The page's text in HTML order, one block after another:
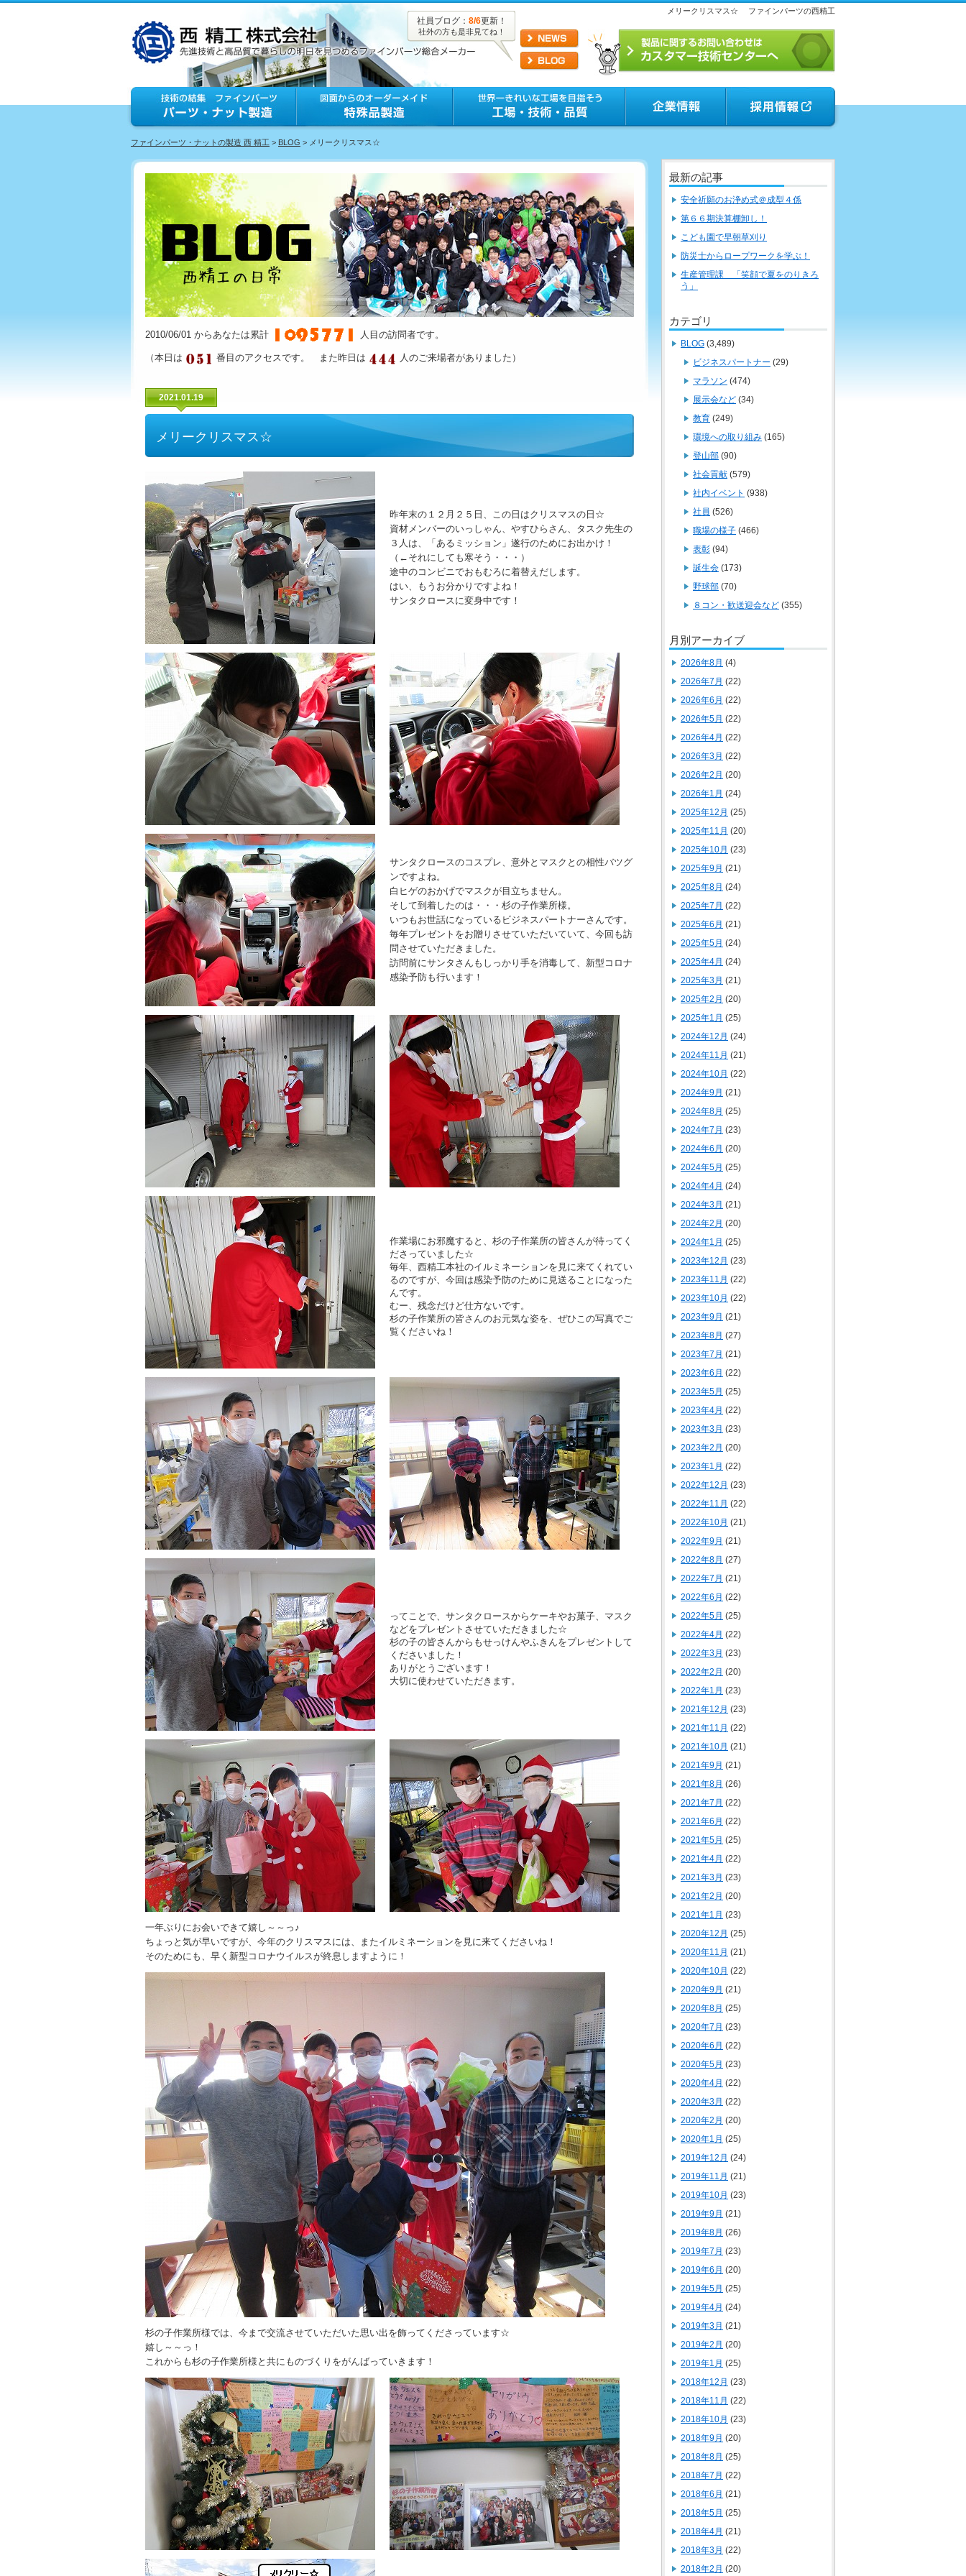
メリークリスマス☆ ファインパーツの西精工
社員ブログ： 8/6更新！
社外の方も是非見てね！
ファインパーツ・ナットの製造 西 精工 > BLOG > メリークリスマス☆
2010/06/01 からあなたは累計 人目の訪問者です。
（本日は 番目のアクセスです。 また昨日は 人のご来場者がありました）
2021.01.19
メリークリスマス☆
昨年末の１２月２５日、この日はクリスマスの日☆
資材メンバーのいっしゃん、やすひらさん、タスク先生の
３人は、「あるミッション」遂行のためにお出かけ！
（←それにしても寒そう・・・）
途中のコンビニでおもむろに着替えだします。
はい、もうお分かりですよね！
サンタクロースに変身中です！
サンタクロースのコスプレ、意外とマスクとの相性バツグ
ンですよね。
白ヒゲのおかげでマスクが目立ちません。
そして到着したのは・・・杉の子作業所様。
いつもお世話になっているビジネスパートナーさんです。
毎年プレゼントをお贈りさせていただいていて、今回も訪
問させていただきました。
訪問前にサンタさんもしっかり手を消毒して、新型コロナ
感染予防も行います！
作業場にお邪魔すると、杉の子作業所の皆さんが待ってく
ださっていました☆
毎年、西精工本社のイルミネーションを見に来てくれてい
るのですが、今回は感染予防のために見送ることになった
んです。
むー、残念だけど仕方ないです。
杉の子作業所の皆さんのお元気な姿を、ぜひこの写真でご
覧くださいね！
ってことで、サンタクロースからケーキやお菓子、マスク
などをプレゼントさせていただきました☆
杉の子の皆さんからもせっけんやふきんをプレゼントして
くださいました！
ありがとうございます！
大切に使わせていただきます。
一年ぶりにお会いできて嬉し～～っ♪
ちょっと気が早いですが、今年のクリスマスには、またイルミネーションを見に来てくださいね！
そのためにも、早く新型コロナウイルスが終息しますように！
杉の子作業所様では、今まで交流させていただいた思い出を飾ってくださっています☆
嬉し～～っ！
これからも杉の子作業所様と共にものづくりをがんばっていきます！
最新の記事
安全祈願のお浄め式＠成型４係
第６６期決算棚卸し！
こども園で早朝草刈り
防災士からロープワークを学ぶ！
生産管理課 「笑顔で夏をのりきろ
う」
カテゴリ
BLOG (3,489)
ビジネスパートナー (29)
マラソン (474)
展示会など (34)
教育 (249)
環境への取り組み (165)
登山部 (90)
社会貢献 (579)
社内イベント (938)
社員 (526)
職場の様子 (466)
表彰 (94)
誕生会 (173)
野球部 (70)
８コン・歓送迎会など (355)
月別アーカイブ
2026年8月 (4)
2026年7月 (22)
2026年6月 (22)
2026年5月 (22)
2026年4月 (22)
2026年3月 (22)
2026年2月 (20)
2026年1月 (24)
2025年12月 (25)
2025年11月 (20)
2025年10月 (23)
2025年9月 (21)
2025年8月 (24)
2025年7月 (22)
2025年6月 (21)
2025年5月 (24)
2025年4月 (24)
2025年3月 (21)
2025年2月 (20)
2025年1月 (25)
2024年12月 (24)
2024年11月 (21)
2024年10月 (22)
2024年9月 (21)
2024年8月 (25)
2024年7月 (23)
2024年6月 (20)
2024年5月 (25)
2024年4月 (24)
2024年3月 (21)
2024年2月 (20)
2024年1月 (25)
2023年12月 (23)
2023年11月 (22)
2023年10月 (22)
2023年9月 (21)
2023年8月 (27)
2023年7月 (21)
2023年6月 (22)
2023年5月 (25)
2023年4月 (22)
2023年3月 (23)
2023年2月 (20)
2023年1月 (22)
2022年12月 (23)
2022年11月 (22)
2022年10月 (21)
2022年9月 (21)
2022年8月 (27)
2022年7月 (21)
2022年6月 (22)
2022年5月 (25)
2022年4月 (22)
2022年3月 (23)
2022年2月 (20)
2022年1月 (23)
2021年12月 (23)
2021年11月 (22)
2021年10月 (21)
2021年9月 (21)
2021年8月 (26)
2021年7月 (22)
2021年6月 (22)
2021年5月 (25)
2021年4月 (22)
2021年3月 (23)
2021年2月 (20)
2021年1月 (23)
2020年12月 (25)
2020年11月 (21)
2020年10月 (22)
2020年9月 (21)
2020年8月 (25)
2020年7月 (23)
2020年6月 (22)
2020年5月 (23)
2020年4月 (22)
2020年3月 (22)
2020年2月 (20)
2020年1月 (25)
2019年12月 (24)
2019年11月 (21)
2019年10月 (23)
2019年9月 (21)
2019年8月 (26)
2019年7月 (23)
2019年6月 (20)
2019年5月 (25)
2019年4月 (24)
2019年3月 (21)
2019年2月 (20)
2019年1月 (25)
2018年12月 (23)
2018年11月 (22)
2018年10月 (23)
2018年9月 (20)
2018年8月 (25)
2018年7月 (22)
2018年6月 (21)
2018年5月 (25)
2018年4月 (21)
2018年3月 (22)
2018年2月 (20)